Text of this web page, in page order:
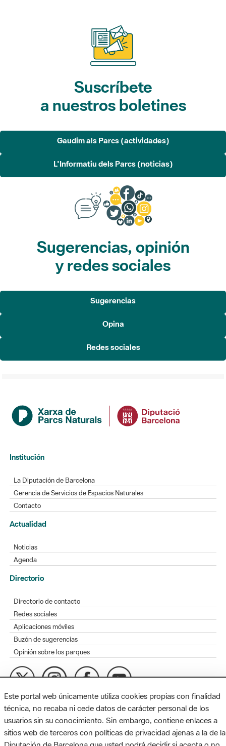
Suscríbete
a nuestros boletines
Gaudim als Parcs (actividades)
L'Informatiu dels Parcs (noticias)
Sugerencias, opinión
y redes sociales
Sugerencias
Opina
Redes sociales
Institución
La Diputación de Barcelona
Gerencia de Servicios de Espacios Naturales
Contacto
Actualidad
Noticias
Agenda
Directorio
Directorio de contacto
Redes sociales
Aplicaciones móviles
Buzón de sugerencias
Opinión sobre los parques
MAPA WEB AVISO LEGAL ACCESIBILIDAD
Diputación de Barcelona. Edifici Llacuna, 1a planta. Badajoz, 49.
08005 Barcelona. Tel. 934 022 428 / xarxaparcs@diba.cat
Este portal web únicamente utiliza cookies propias con finalidad
técnica, no recaba ni cede datos de carácter personal de los
usuarios sin su conocimiento. Sin embargo, contiene enlaces a
sitios web de terceros con políticas de privacidad ajenas a la de la